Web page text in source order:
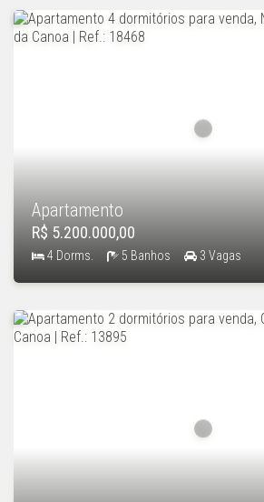
Apartamento
R$ 5.200.000,00
4 Dorms. 5 Banhos 3 Vagas